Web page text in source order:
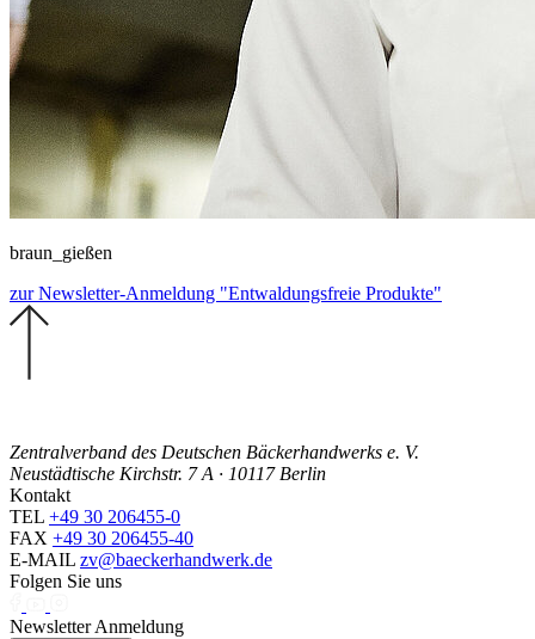
braun_gießen
zur Newsletter-Anmeldung "Entwaldungsfreie Produkte"
Zentralverband des Deutschen Bäckerhandwerks e. V.
Neustädtische Kirchstr. 7 A · 10117 Berlin
Kontakt
TEL +49 30 206455-0
FAX +49 30 206455-40
E-MAIL zv@baeckerhandwerk.de
Folgen Sie uns
Newsletter Anmeldung